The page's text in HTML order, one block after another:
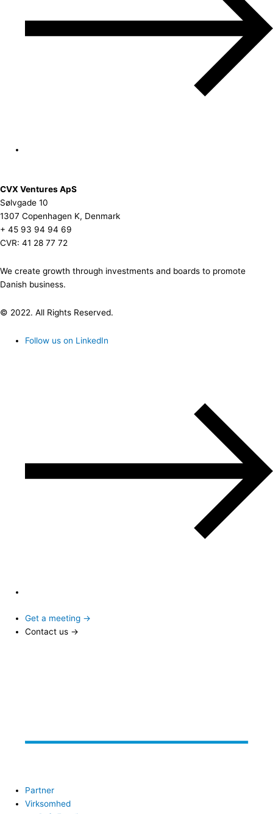
CVX Ventures ApS
Sølvgade 10
1307 Copenhagen K, Denmark
+ 45 93 94 94 69
CVR: 41 28 77 72
We create growth through investments and boards to promote
Danish business.
© 2022. All Rights Reserved.
Follow us on LinkedIn
Get a meeting →
Contact us →
Partner
Virksomhed